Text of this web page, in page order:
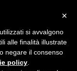
×
si avvalgono
alle finalità illustrate
negare il consenso
policy